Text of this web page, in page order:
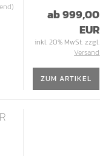
ab 999,00
EUR
inkl. 20% MwSt. zzgl.
Versand
ZUM ARTIKEL